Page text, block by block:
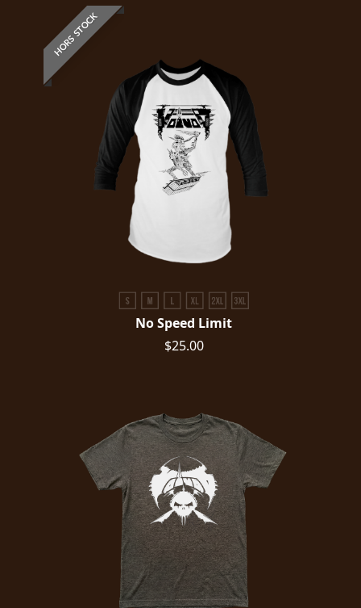
HORS STOCK
No Speed Limit
$25.00